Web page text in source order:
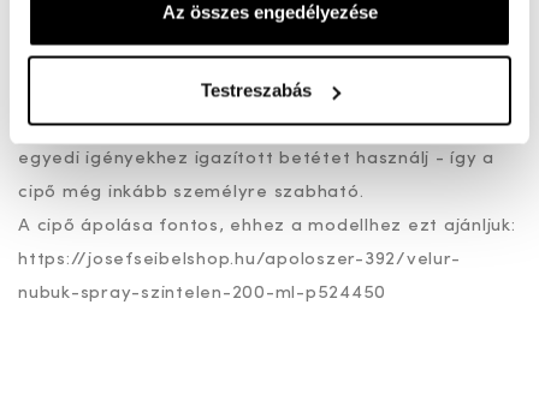
Az összes engedélyezése
Testreszabás
· érzékeny lábbal élnek,
· fontos számukra a kivehető talpbetét lehetősége,
· hosszabb ideig állnak vagy gyalogolnak napközben.
A cserélhető talpbetét lehetővé teszi, hogy saját,
egyedi igényekhez igazított betétet használj - így a
cipő még inkább személyre szabható.
A cipő ápolása fontos, ehhez a modellhez ezt ajánljuk:
https://josefseibelshop.hu/apoloszer-392/velur-
nubuk-spray-szintelen-200-ml-p524450